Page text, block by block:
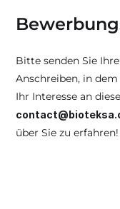
Bitte senden Sie
Anschreiben, in
über Sie zu erfahren!